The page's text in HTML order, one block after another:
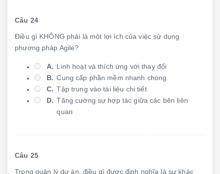
Câu 24
Điều gì KHÔNG phải là một lợi ích của việc sử dụng
phương pháp Agile?
A. Linh hoạt và thích ứng với thay đổi
B. Cung cấp phần mềm nhanh chóng
C. Tập trung vào tài liệu chi tiết
D. Tăng cường sự hợp tác giữa các bên liên
quan
Câu 25
Trong quản lý dự án, điều gì được định nghĩa là sự khác